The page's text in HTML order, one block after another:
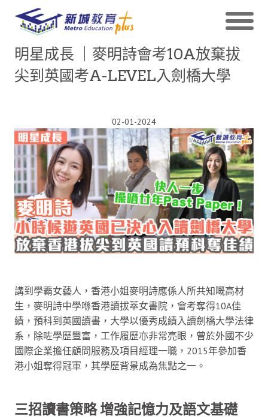
明星成長 ｜麥明詩會考10A放棄拔
尖到英國考A-LEVEL入劍橋大學
02-01-2024
講到學霸女藝人，香港小姐麥明詩應係人所共知嘅高材
生，麥明詩中學喺香港讀拔萃女書院，會考奪得10A佳
績，預科到英國讀書，大學以優秀成績入讀劍橋大學法律
系，除咗學歷豐富，工作履歷亦非常亮眼，曾於外國不少
國際企業擔任顧問服務及項目經理一職，2015年參加香
港小姐奪得冠軍，其學歷背景成為焦點之一。
三招讀書策略 增強記憶力及語文基礎